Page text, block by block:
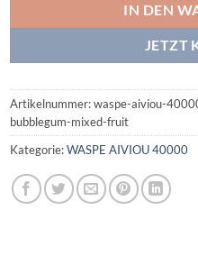
IN DEN
JETZT
Artikelnummer:waspe-aiviou-
bubblegum-mixed-fruit
Kategorie:WASPE AIVIOU 40000